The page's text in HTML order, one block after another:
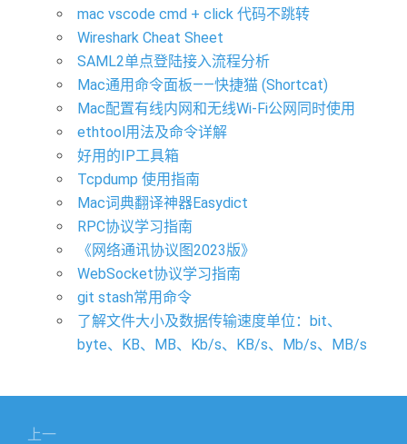
mac vscode cmd + click 代码不跳转
Wireshark Cheat Sheet
SAML2单点登陆接入流程分析
Mac通用命令面板——快捷猫 (Shortcat)
Mac配置有线内网和无线Wi-Fi公网同时使用
ethtool用法及命令详解
好用的IP工具箱
Tcpdump 使用指南
Mac词典翻译神器Easydict
RPC协议学习指南
《网络通讯协议图2023版》
WebSocket协议学习指南
git stash常用命令
了解文件大小及数据传输速度单位：bit、
byte、KB、MB、Kb/s、KB/s、Mb/s、MB/s
上一